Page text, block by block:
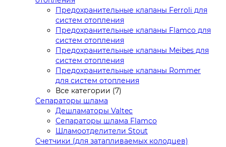
Предохранительные клапаны Ferroli для
систем отопления
Предохранительные клапаны Flamco для
систем отопления
Предохранительные клапаны Meibes для
систем отопления
Предохранительные клапаны Rommer
для систем отопления
Все категории (7)
Сепараторы шлама
Дешламаторы Valtec
Сепараторы шлама Flamco
Шламоотделители Stout
Счетчики (для затапливаемых колодцев)